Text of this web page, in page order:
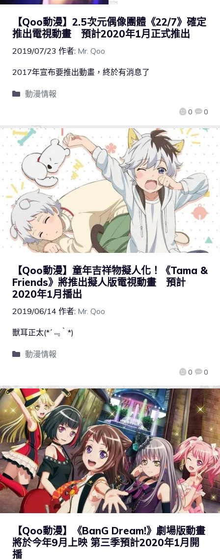
【Qoo動漫】2.5次元偶像團體《22/7》確定
推出電視動畫 預計2020年1月正式推出
2019/07/23 作者: Mr. Qoo
0 0
2017年宣布要推出動畫，終於有消息了
動漫情報
【Qoo動漫】童年吉祥物擬人化！《Tama &
Friends》將推出擬人版電視動畫 預計
2020年1月播出
2019/06/14 作者: Mr. Qoo
0 0
獸耳正太(*´﹃｀*)
動漫情報
【Qoo動漫】《BanG Dream!》劇場版動畫
將於今年9月上映 第三季預計2020年1月開
播